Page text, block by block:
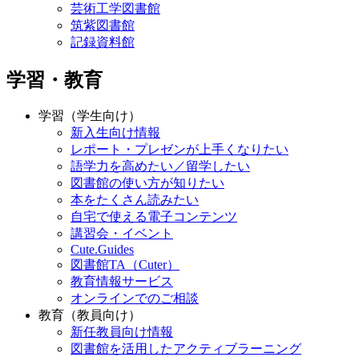
芸術工学図書館
筑紫図書館
記録資料館
学習・教育
学習（学生向け）
新入生向け情報
レポート・プレゼンが上手くなりたい
語学力を高めたい／留学したい
図書館の使い方が知りたい
本をたくさん読みたい
自宅で使える電子コンテンツ
講習会・イベント
Cute.Guides
図書館TA（Cuter）
教育情報サービス
オンラインでのご相談
教育（教員向け）
新任教員向け情報
図書館を活用したアクティブラーニング